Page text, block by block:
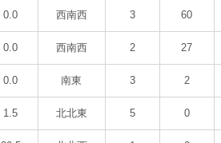
0.0 西南西 3 60
0.0 西南西 2 27
0.0 南東 3 2
1.5 北北東 5 0